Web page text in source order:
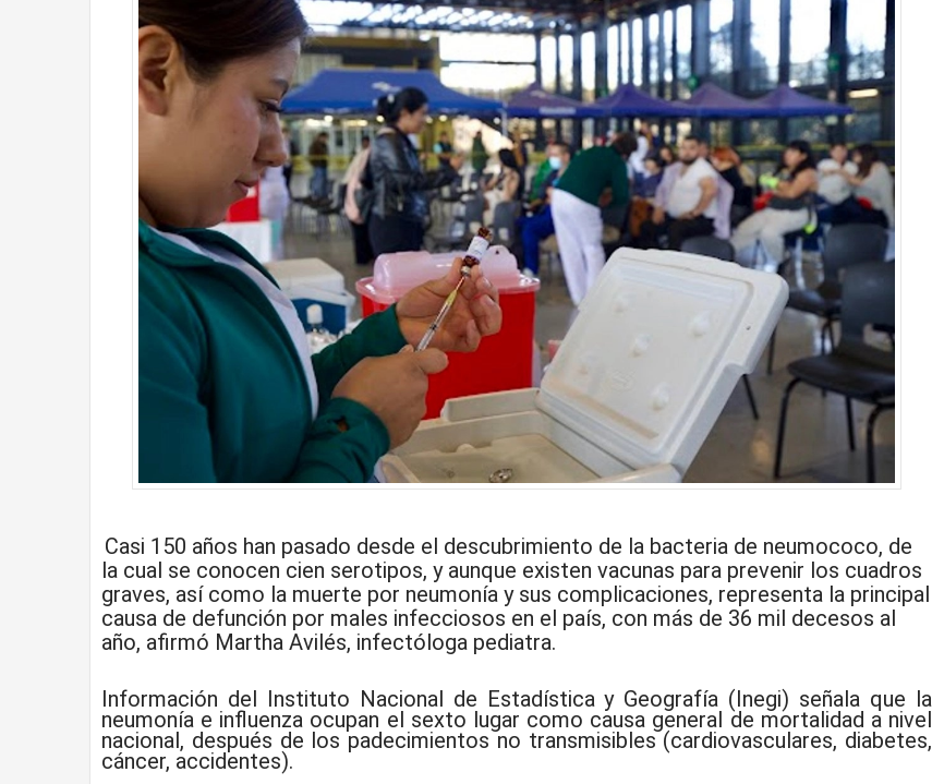
Casi 150 años han pasado desde el descubrimiento de la bacteria de neumococo, de
la cual se conocen cien serotipos, y aunque existen vacunas para prevenir los cuadros
graves, así como la muerte por neumonía y sus complicaciones, representa la principal
causa de defunción por males infecciosos en el país, con más de 36 mil decesos al
año, afirmó Martha Avilés, infectóloga pediatra.
Información del Instituto Nacional de Estadística y Geografía (Inegi) señala que la
neumonía e influenza ocupan el sexto lugar como causa general de mortalidad a nivel
nacional, después de los padecimientos no transmisibles (cardiovasculares, diabetes,
cáncer, accidentes).